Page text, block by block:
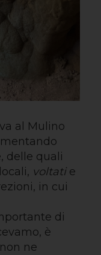
al Mulino
delle quali
voltatie
in cui
di
è
ne